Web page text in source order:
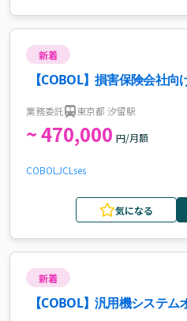
新着
【COBOL】損害保険会社
業務委託 東京都 汐留駅
~ 470,000 円/月額
COBOL JCL ses
気になる
新着
【COBOL】汎用機システ